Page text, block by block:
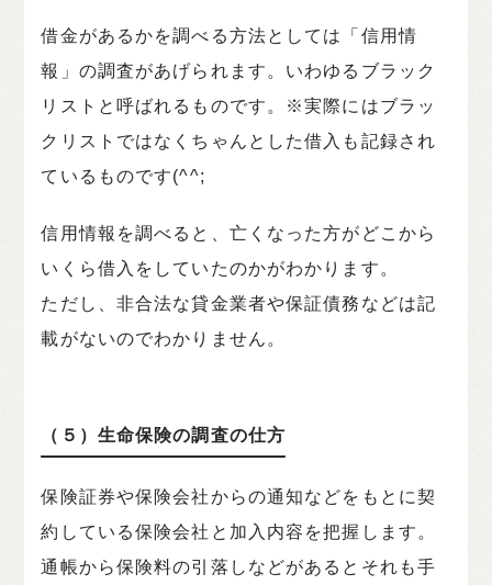
借金があるかを調べる方法としては「信用情
報」の調査があげられます。いわゆるブラック
リストと呼ばれるものです。※実際にはブラッ
クリストではなくちゃんとした借入も記録され
ているものです(^^;
信用情報を調べると、亡くなった方がどこから
いくら借入をしていたのかがわかります。
ただし、非合法な貸金業者や保証債務などは記
載がないのでわかりません。
（５）生命保険の調査の仕方
保険証券や保険会社からの通知などをもとに契
約している保険会社と加入内容を把握します。
通帳から保険料の引落しなどがあるとそれも手